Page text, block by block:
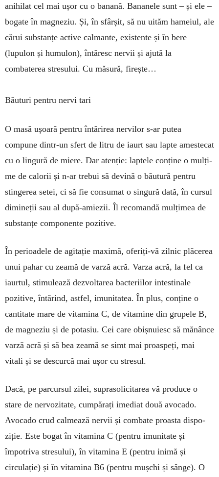
anihilat cel mai ușor cu o banană. Bananele sunt – și ele –
bogate în magneziu. Și, în sfârșit, să nu uităm hameiul, ale
cărui substanțe active calmante, existente și în bere
(lupulon și humulon), întăresc nervii și ajută la
combaterea stresului. Cu măsură, firește…
Băuturi pentru nervi tari
O masă ușoară pentru întărirea nervilor s-ar putea
compune dintr-un sfert de litru de iaurt sau lapte ames­­­tecat
cu o lingură de miere. Dar atenție: laptele con­ține o mulți­
me de calorii și n-ar trebui să devină o băutură pentru
stinge­rea setei, ci să fie consumat o singură dată, în cursul
dimineții sau al după-amiezii. Îl reco­mandă mulțimea de
substanțe componente po­zitive.
În perioadele de agitație maximă, oferiți-vă zilnic plă­cerea
unui pahar cu zeamă de varză acră. Varza acră, la fel ca
iaurtul, stimulează dezvoltarea bacte­riilor intestinale
pozitive, întărind, astfel, imunitatea. În plus, conține o
cantitate mare de vitamina C, de vita­mine din grupele B,
de magneziu și de potasiu. Cei care obișnuiesc să mă­nân­ce
varză acră și să bea zeamă se simt mai proaspeți, mai
vitali și se des­curcă mai ușor cu stresul.
Dacă, pe parcursul zilei, suprasolicitarea vă produ­ce o
stare de ner­vo­zitate, cumpărați imediat două avo­cado.
Avocado crud cal­mează nervii și combate proasta dis­po­
ziție. Este bogat în vitamina C (pentru imu­nitate și
împotriva stre­sului), în vitamina E (pentru inimă și
circulație) și în vitamina B6 (pentru mușchi și sânge). O